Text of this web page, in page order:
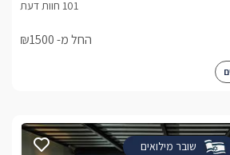
החל מ- ₪1500
שובר מילואים